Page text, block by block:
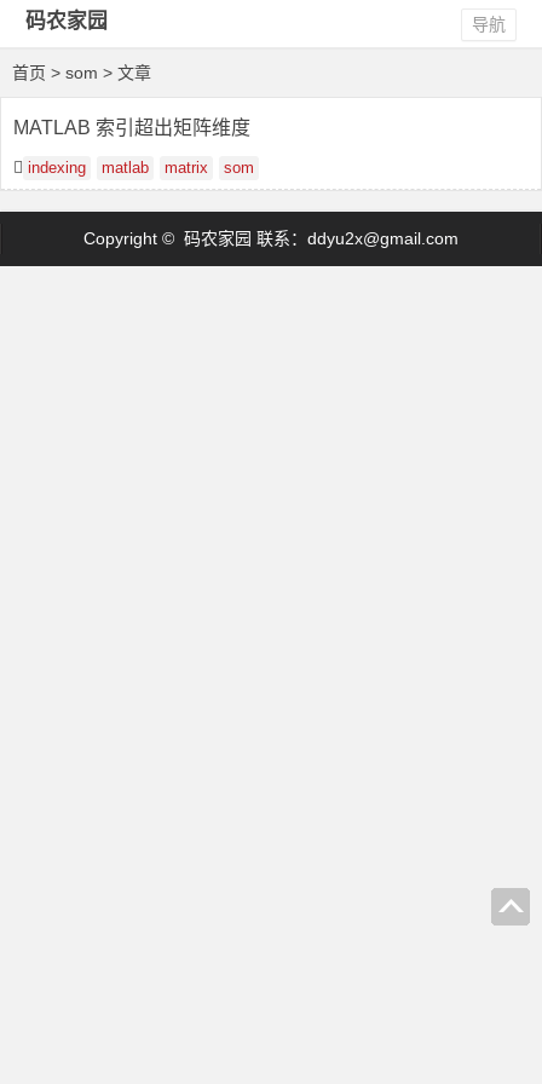
码农家园 导航
首页 > som > 文章
MATLAB 索引超出矩阵维度
indexing matlab matrix som
Copyright © 码农家园 联系： ddyu2x@gmail.com